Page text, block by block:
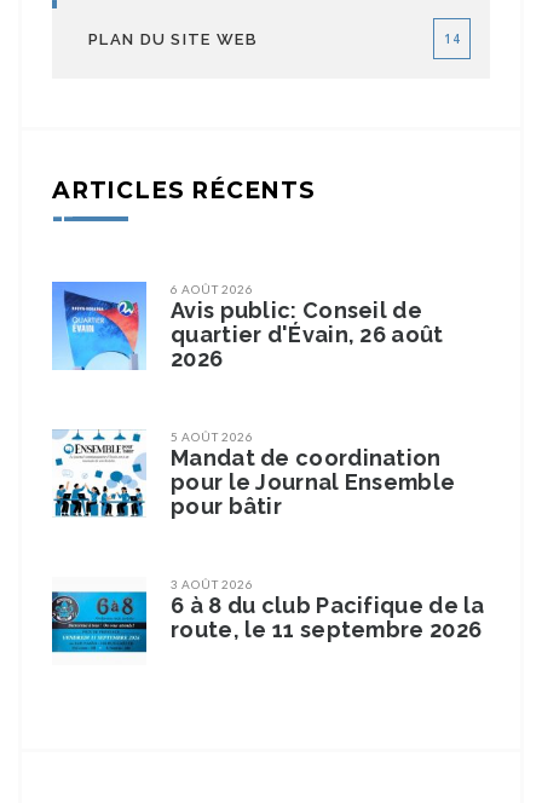
PLAN DU SITE WEB 14
ARTICLES RÉCENTS
6 AOÛT 2026
Avis public: Conseil de
quartier d'Évain, 26 août
2026
5 AOÛT 2026
Mandat de coordination
pour le Journal Ensemble
pour bâtir
3 AOÛT 2026
6 à 8 du club Pacifique de la
route, le 11 septembre 2026